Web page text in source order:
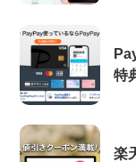
特
楽